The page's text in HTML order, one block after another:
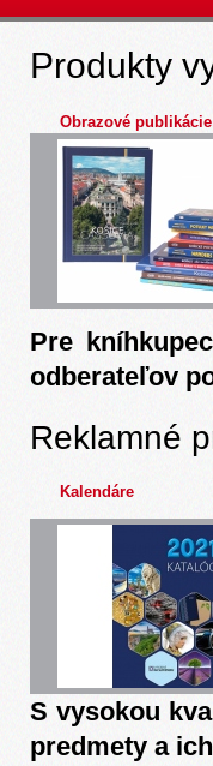
Produkty
Obrazové publikácie
Pre
odberateľov
Reklamné
Kalendáre
S vysokou
predmety a